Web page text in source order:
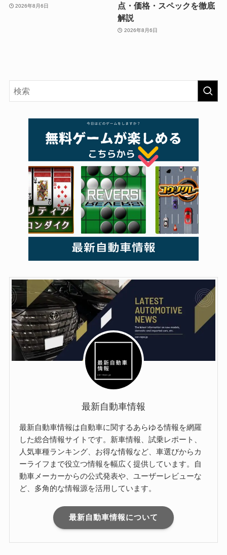
2026年8月6日
点・価格・スペックを徹底
解説
2026年8月6日
最新自動車情報
最新自動車情報は自動車に関するあらゆる情報を網羅
した総合情報サイトです。新車情報、試乗レポート、
人気車種ランキング、お得な情報など、車選びからカ
ーライフまで役立つ情報を幅広く提供しています。自
動車メーカーからの公式発表や、ユーザーレビューな
ど、多角的な情報源を活用しています。
最新自動車情報について